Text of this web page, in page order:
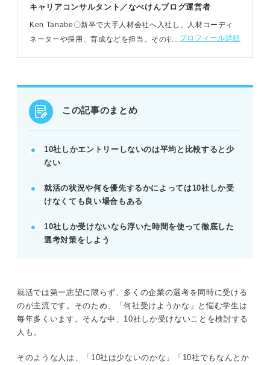
スケジュール管理や企業対策に集中できるメリット
自己分析やエージェント活用で視野を広げ企業を増
やす。
企業分析や模擬練習で万全の選考対策を行う。
内定を目指す。
で間違えないように注意
就活のプロに聞く！ 10社しか受けないのはあ
10社は少ない？ 学生が受ける企業の平均数
就活で受ける企業の数は自分の考えや状況に合
わせることが重要
キャリアコンサルタント／なべけんブログ運営者
Ken Tanabe〇新卒で大手人材会社へ入社し、人材コーディ
ネーターや採用、育成などを担当。その後独立し、現在はカ
プロフィール詳細
この記事のまとめ
10社しかエントリーしないのは平均と比較すると少
ない
就活の状況や何を優先するかによっては10社しか受
けなくても良い場合もある
10社しか受けないなら浮いた時間を使って徹底した
選考対策をしよう
就活では第一志望に限らず、多くの企業の選考を同時に受ける
のが主流です。そのため、「何社受けようかな」と悩む学生は
毎年多くいます。そんな中、10社しか受けないことを検討する
人も。
そのような人は、「10社は少ないのかな」「10社でもなんとか